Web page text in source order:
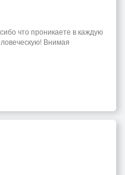
что проникаете в каждую
Внимая